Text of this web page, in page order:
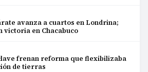
avanza a cuartos en Londrina;
victoria en Chacabuco
frenan reforma que flexibilizaba
de tierras